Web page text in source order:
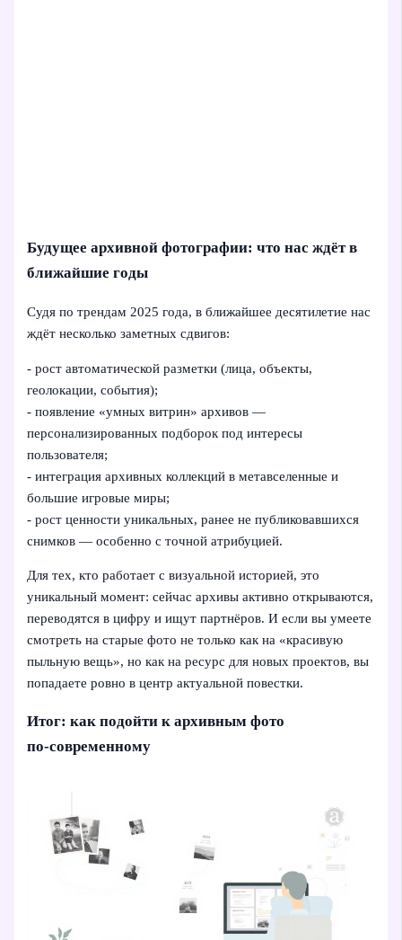
Будущее архивной фотографии: что нас ждёт в
ближайшие годы
Судя по трендам 2025 года, в ближайшее десятилетие нас
ждёт несколько заметных сдвигов:
- рост автоматической разметки (лица, объекты,
геолокации, события);
- появление «умных витрин» архивов —
персонализированных подборок под интересы
пользователя;
- интеграция архивных коллекций в метавселенные и
большие игровые миры;
- рост ценности уникальных, ранее не публиковавшихся
снимков — особенно с точной атрибуцией.
Для тех, кто работает с визуальной историей, это
уникальный момент: сейчас архивы активно открываются,
переводятся в цифру и ищут партнёров. И если вы умеете
смотреть на старые фото не только как на «красивую
пыльную вещь», но как на ресурс для новых проектов, вы
попадаете ровно в центр актуальной повестки.
Итог: как подойти к архивным фото
по‑современному